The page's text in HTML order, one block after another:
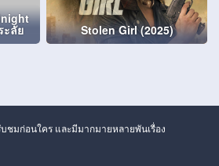
ะลัย Stolen Girl (2025)
ชมก่อนใคร และมีมากมายหลายพันเรื่อง